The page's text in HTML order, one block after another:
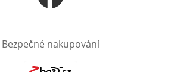
Otevře v novém okně
Bezpečné nakupování